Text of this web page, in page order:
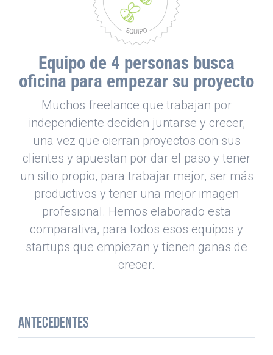
Equipo de 4 personas busca
oficina para empezar su proyecto
Muchos freelance que trabajan por
independiente deciden juntarse y crecer,
una vez que cierran proyectos con sus
clientes y apuestan por dar el paso y tener
un sitio propio, para trabajar mejor, ser más
productivos y tener una mejor imagen
profesional. Hemos elaborado esta
comparativa, para todos esos equipos y
startups que empiezan y tienen ganas de
crecer.
ANTECEDENTES